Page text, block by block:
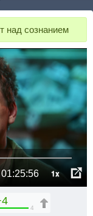
над сознанием
01:25:56 1x
4